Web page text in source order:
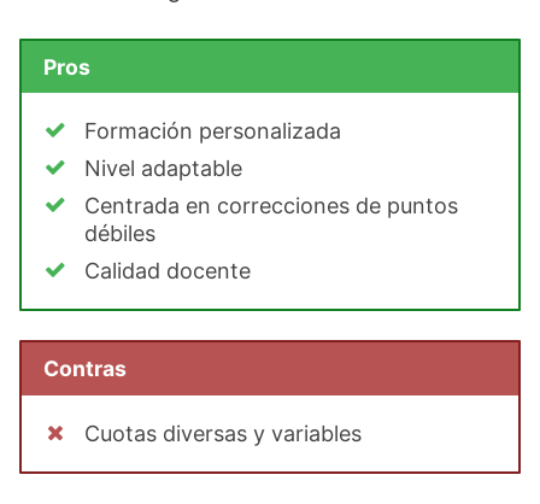
Pros
Formación personalizada
Nivel adaptable
Centrada en correcciones de puntos
débiles
Calidad docente
Contras
Cuotas diversas y variables